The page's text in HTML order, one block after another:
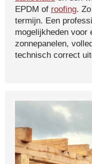
EPDM of roofing.
termijn. Een
mogelijkheden voor
zonnepanelen,
technisch correct